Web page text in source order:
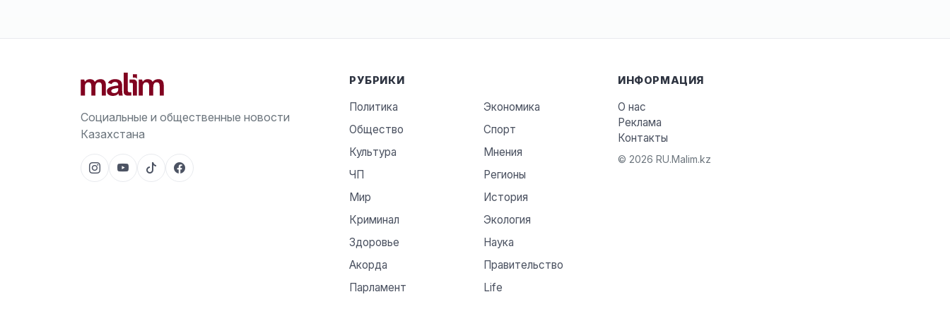
Социальные и общественные новости
Казахстана
РУБРИКИ
Политика
Экономика
Общество
Спорт
Культура
Мнения
ЧП
Регионы
Мир
История
Криминал
Экология
Здоровье
Наука
Акорда
Правительство
Парламент
Life
ИНФОРМАЦИЯ
О нас
Реклама
Контакты
© 2026 RU.Malim.kz